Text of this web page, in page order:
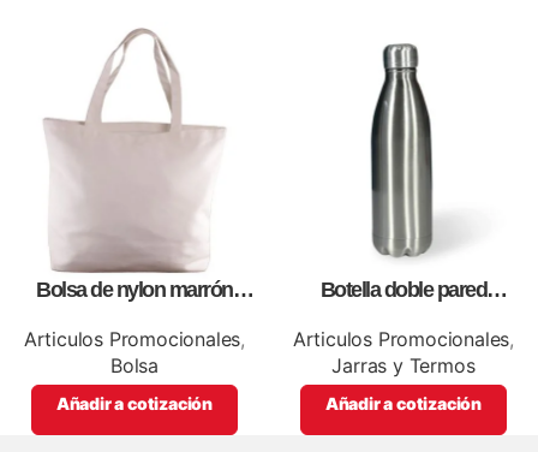
Bolsa de nylon marrón
color
Articulos Promocionales,
Bolsa
Añadir a cotización
Botella doble pared
Articulos Promocionales,
Jarras y Termos
Añadir a cotización